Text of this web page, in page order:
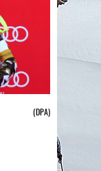
(DPA)